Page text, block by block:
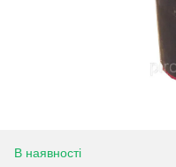
В наявності